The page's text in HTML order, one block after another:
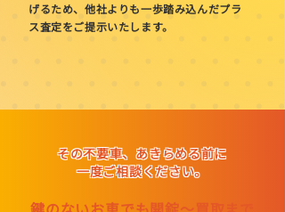
げるため、他社よりも一歩踏み込んだプラ
ス査定をご提示いたします。
その不要車、あきらめる前に
一度ご相談ください。